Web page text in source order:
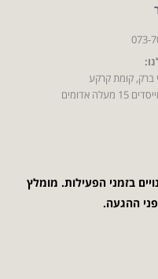
אדומים
בזמני הפעילות. מומלץ
ההגעה.